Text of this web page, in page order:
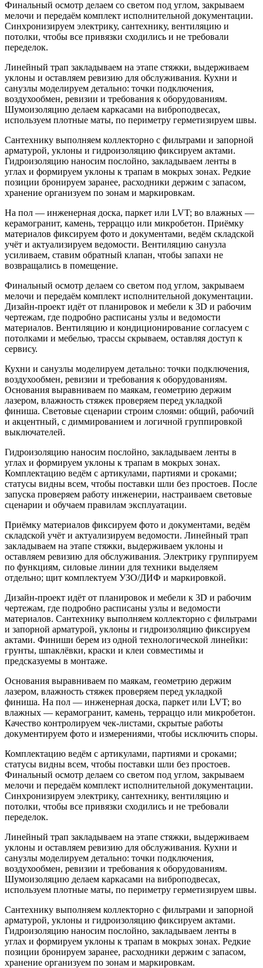
Финальный осмотр делаем со светом под углом, закрываем
мелочи и передаём комплект исполнительной документации.
Синхронизируем электрику, сантехнику, вентиляцию и
потолки, чтобы все привязки сходились и не требовали
переделок.
Линейный трап закладываем на этапе стяжки, выдерживаем
уклоны и оставляем ревизию для обслуживания. Кухни и
санузлы моделируем детально: точки подключения,
воздухообмен, ревизии и требования к оборудованиям.
Шумоизоляцию делаем каркасами на виброподвесах,
используем плотные маты, по периметру герметизируем швы.
Сантехнику выполняем коллекторно с фильтрами и запорной
арматурой, уклоны и гидроизоляцию фиксируем актами.
Гидроизоляцию наносим послойно, закладываем ленты в
углах и формируем уклоны к трапам в мокрых зонах. Редкие
позиции бронируем заранее, расходники держим с запасом,
хранение организуем по зонам и маркировкам.
На пол — инженерная доска, паркет или LVT; во влажных —
керамогранит, камень, терраццо или микробетон. Приёмку
материалов фиксируем фото и документами, ведём складской
учёт и актуализируем ведомости. Вентиляцию санузла
усиливаем, ставим обратный клапан, чтобы запахи не
возвращались в помещение.
Финальный осмотр делаем со светом под углом, закрываем
мелочи и передаём комплект исполнительной документации.
Дизайн-проект идёт от планировок и мебели к 3D и рабочим
чертежам, где подробно расписаны узлы и ведомости
материалов. Вентиляцию и кондиционирование согласуем с
потолками и мебелью, трассы скрываем, оставляя доступ к
сервису.
Кухни и санузлы моделируем детально: точки подключения,
воздухообмен, ревизии и требования к оборудованиям.
Основания выравниваем по маякам, геометрию держим
лазером, влажность стяжек проверяем перед укладкой
финиша. Световые сценарии строим слоями: общий, рабочий
и акцентный, с диммированием и логичной группировкой
выключателей.
Гидроизоляцию наносим послойно, закладываем ленты в
углах и формируем уклоны к трапам в мокрых зонах.
Комплектацию ведём с артикулами, партиями и сроками;
статусы видны всем, чтобы поставки шли без простоев. После
запуска проверяем работу инженерии, настраиваем световые
сценарии и обучаем правилам эксплуатации.
Приёмку материалов фиксируем фото и документами, ведём
складской учёт и актуализируем ведомости. Линейный трап
закладываем на этапе стяжки, выдерживаем уклоны и
оставляем ревизию для обслуживания. Электрику группируем
по функциям, силовые линии для техники выделяем
отдельно; щит комплектуем УЗО/ДИФ и маркировкой.
Дизайн-проект идёт от планировок и мебели к 3D и рабочим
чертежам, где подробно расписаны узлы и ведомости
материалов. Сантехнику выполняем коллекторно с фильтрами
и запорной арматурой, уклоны и гидроизоляцию фиксируем
актами. Финиши берем из одной технологической линейки:
грунты, шпаклёвки, краски и клеи совместимы и
предсказуемы в монтаже.
Основания выравниваем по маякам, геометрию держим
лазером, влажность стяжек проверяем перед укладкой
финиша. На пол — инженерная доска, паркет или LVT; во
влажных — керамогранит, камень, терраццо или микробетон.
Качество контролируем чек-листами, скрытые работы
документируем фото и измерениями, чтобы исключить споры.
Комплектацию ведём с артикулами, партиями и сроками;
статусы видны всем, чтобы поставки шли без простоев.
Финальный осмотр делаем со светом под углом, закрываем
мелочи и передаём комплект исполнительной документации.
Синхронизируем электрику, сантехнику, вентиляцию и
потолки, чтобы все привязки сходились и не требовали
переделок.
Линейный трап закладываем на этапе стяжки, выдерживаем
уклоны и оставляем ревизию для обслуживания. Кухни и
санузлы моделируем детально: точки подключения,
воздухообмен, ревизии и требования к оборудованиям.
Шумоизоляцию делаем каркасами на виброподвесах,
используем плотные маты, по периметру герметизируем швы.
Сантехнику выполняем коллекторно с фильтрами и запорной
арматурой, уклоны и гидроизоляцию фиксируем актами.
Гидроизоляцию наносим послойно, закладываем ленты в
углах и формируем уклоны к трапам в мокрых зонах. Редкие
позиции бронируем заранее, расходники держим с запасом,
хранение организуем по зонам и маркировкам.